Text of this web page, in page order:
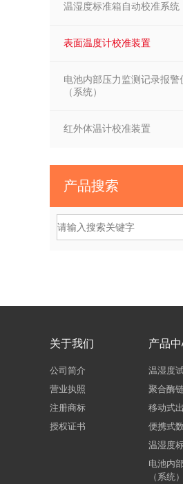
温湿度标准箱自动校准系统
表面温度计校准装置
电池内部压力监测记录报警
（系统）
红外体温计校准装置
产品搜索
关于我们
公司简介
营业执照
注册商标
授权证书
产品
温湿度
聚合酶
移动式
便携式
温湿度
电池内
（系统）